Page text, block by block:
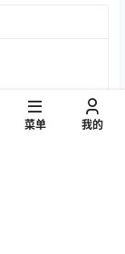
菜单 我的